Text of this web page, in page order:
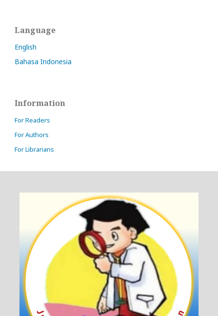
Language
English
Bahasa Indonesia
Information
For Readers
For Authors
For Librarians